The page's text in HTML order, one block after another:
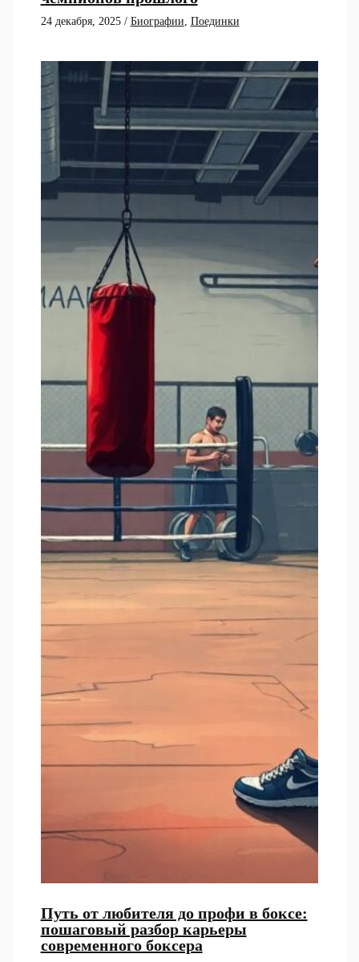
24 декабря, 2025 / Биографии, Поединки
Путь от любителя до профи в боксе:
пошаговый разбор карьеры
современного боксера